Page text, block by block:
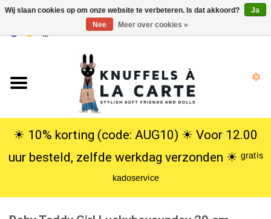
USD
Knuffels
Poppen
SALE
☀︎ 10% korting (code: AUG10) ☀︎ Voor 12.00
uur besteld, zelfde werkdag verzonden ☀︎ ᵍʳᵃᵗⁱˢ
ᵏᵃᵈᵒˢᵉʳᵛⁱᶜᵉ
Wij slaan cookies op om onze website te verbeteren. Is dat akkoord?
Ja
Nee
Meer over cookies »